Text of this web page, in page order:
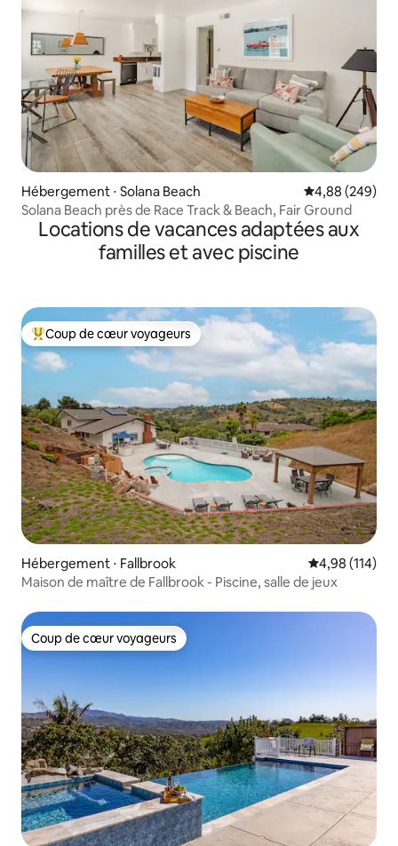
Hébergement ⋅ Solana Beach Évaluation
4,88 (249)
Solana Beach près de Race Track & Beach, Fair Ground
Locations de vacances adaptées aux
familles et avec piscine
Coups de cœur voyageurs les plus appréciés
Coup de cœur voyageurs
Hébergement ⋅ Fallbrook Évaluation
4,98 (114)
Maison de maître de Fallbrook - Piscine, salle de jeux
Coup de cœur voyageurs
Coup de cœur voyageurs